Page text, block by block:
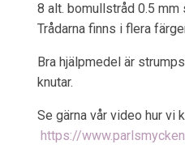
8 alt. bomullstråd 0.5 mm
Trådarna finns i flera
Bra hjälpmedel är
knutar.
Se gärna vår video hur vi
https://